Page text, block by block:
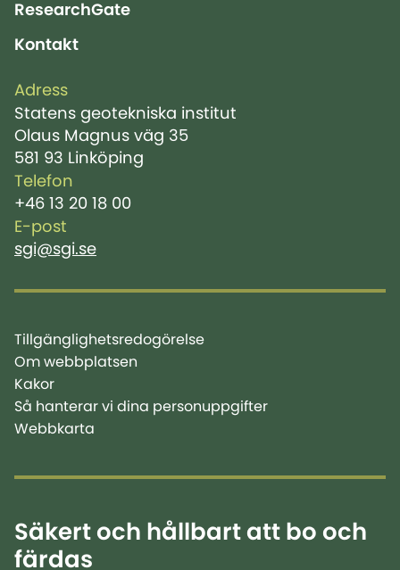
ResearchGate
Kontakt
Adress
Statens geotekniska institut
Olaus Magnus väg 35
581 93 Linköping
Telefon
+46 13 20 18 00
E-post
sgi@sgi.se
Tillgänglighetsredogörelse
Om webbplatsen
Kakor
Så hanterar vi dina personuppgifter
Webbkarta
Säkert och hållbart att bo och
färdas